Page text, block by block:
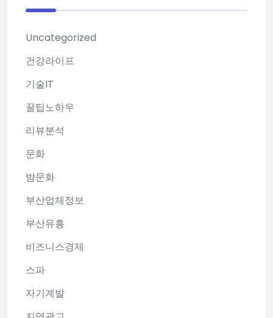
Uncategorized
건강라이프
기술IT
꿀팁노하우
리뷰분석
문화
밤문화
부산업체정보
부산유흥
비즈니스경제
스파
자기계발